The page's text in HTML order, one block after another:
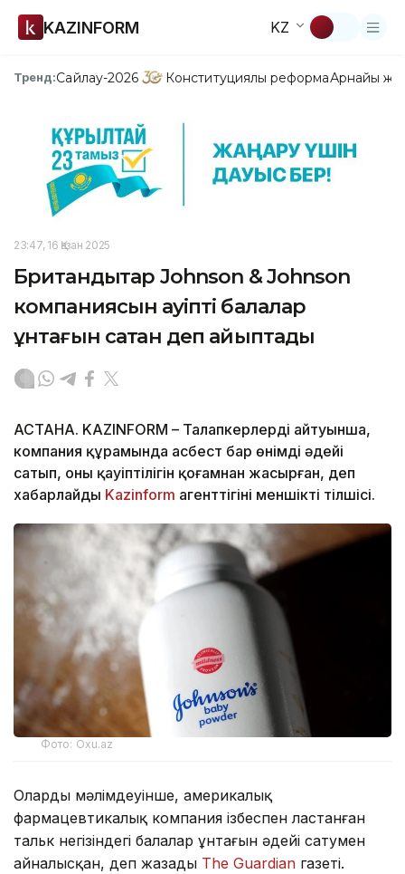
KAZINFORM KZ
Тренд:Сайлау-2026 Конституциялық реформаАрнайы
23:47, 16 Қазан 2025
Британдықтар Johnson & Johnson
компаниясын қауіпті балалар
ұнтағын сатқан деп айыптады
АСТАНА. KAZINFORM – Талапкерлердің айтуынша,
компания құрамында асбест бар өнімді әдейі
сатып, оның қауіптілігін қоғамнан жасырған, деп
хабарлайды Kazinform агенттігінің меншікті тілшісі.
Фото: Oxu.az
Олардың мәлімдеуінше, америкалық
фармацевтикалық компания ізбеспен ластанған
тальк негізіндегі балалар ұнтағын әдейі сатумен
айналысқан, деп жазады The Guardian газеті.